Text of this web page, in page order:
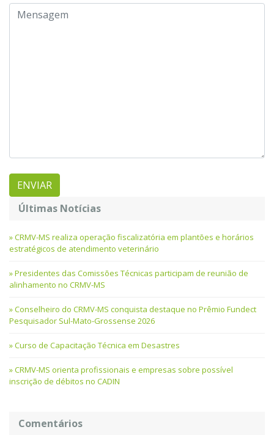
Últimas Notícias
CRMV-MS realiza operação fiscalizatória em plantões e horários
estratégicos de atendimento veterinário
Presidentes das Comissões Técnicas participam de reunião de
alinhamento no CRMV-MS
Conselheiro do CRMV-MS conquista destaque no Prêmio Fundect
Pesquisador Sul-Mato-Grossense 2026
Curso de Capacitação Técnica em Desastres
CRMV-MS orienta profissionais e empresas sobre possível
inscrição de débitos no CADIN
Comentários